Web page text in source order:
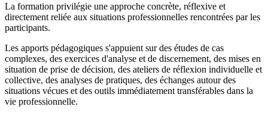
La formation privilégie une approche concrète, réflexive et
directement reliée aux situations professionnelles rencontrées par les
participants.
Les apports pédagogiques s'appuient sur des études de cas
complexes, des exercices d'analyse et de discernement, des mises en
situation de prise de décision, des ateliers de réflexion individuelle et
collective, des analyses de pratiques, des échanges autour des
situations vécues et des outils immédiatement transférables dans la
vie professionnelle.